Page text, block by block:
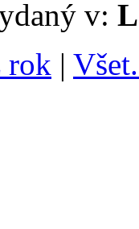
v:
rok |